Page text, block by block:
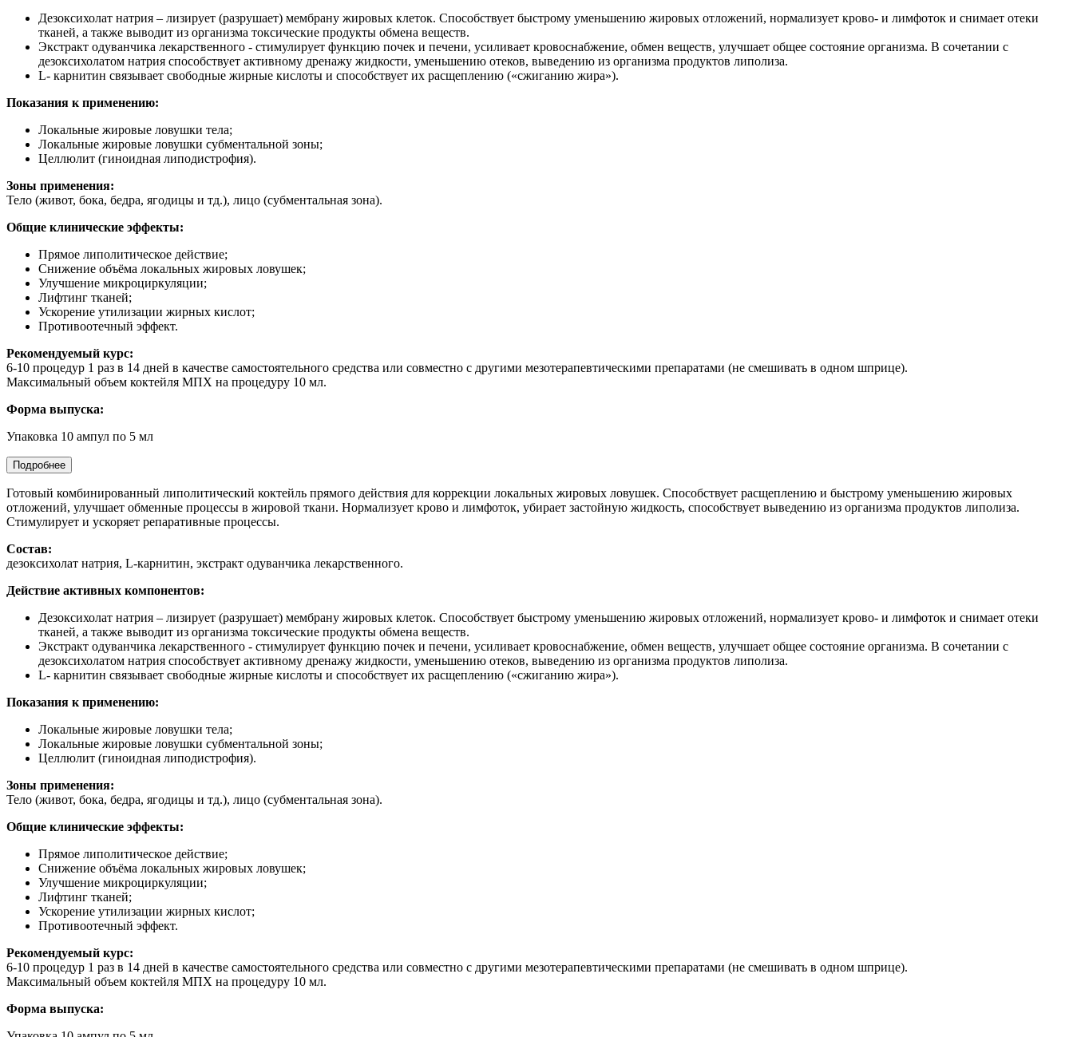
Дезоксихолат натрия – лизирует (разрушает) мембрану жировых клеток. Способствует быстрому уменьшению жировых отложений, нормализует крово- и лимфоток и снимает отеки
тканей, а также выводит из организма токсические продукты обмена веществ.
Экстракт одуванчика лекарственного - стимулирует функцию почек и печени, усиливает кровоснабжение, обмен веществ, улучшает общее состояние организма. В сочетании с
дезоксихолатом натрия способствует активному дренажу жидкости, уменьшению отеков, выведению из организма продуктов липолиза.
L- карнитин связывает свободные жирные кислоты и способствует их расщеплению («сжиганию жира»).
Показания к применению:
Локальные жировые ловушки тела;
Локальные жировые ловушки субментальной зоны;
Целлюлит (гиноидная липодистрофия).
Зоны применения:
Тело (живот, бока, бедра, ягодицы и тд.), лицо (субментальная зона).
Общие клинические эффекты:
Прямое липолитическое действие;
Снижение объёма локальных жировых ловушек;
Улучшение микроциркуляции;
Лифтинг тканей;
Ускорение утилизации жирных кислот;
Противоотечный эффект.
Рекомендуемый курс:
6-10 процедур 1 раз в 14 дней в качестве самостоятельного средства или совместно с другими мезотерапевтическими препаратами (не смешивать в одном шприце).
Максимальный объем коктейля МПХ на процедуру 10 мл.
Форма выпуска:
Упаковка 10 ампул по 5 мл
Подробнее
Готовый комбинированный липолитический коктейль прямого действия для коррекции локальных жировых ловушек. Cпособствует расщеплению и быстрому уменьшению жировых
отложений, улучшает обменные процессы в жировой ткани. Нормализует крово и лимфоток, убирает застойную жидкость, способствует выведению из организма продуктов липолиза.
Стимулирует и ускоряет репаративные процессы.
Состав:
дезоксихолат натрия, L-карнитин, экстракт одуванчика лекарственного.
Действие активных компонентов:
Дезоксихолат натрия – лизирует (разрушает) мембрану жировых клеток. Способствует быстрому уменьшению жировых отложений, нормализует крово- и лимфоток и снимает отеки
тканей, а также выводит из организма токсические продукты обмена веществ.
Экстракт одуванчика лекарственного - стимулирует функцию почек и печени, усиливает кровоснабжение, обмен веществ, улучшает общее состояние организма. В сочетании с
дезоксихолатом натрия способствует активному дренажу жидкости, уменьшению отеков, выведению из организма продуктов липолиза.
L- карнитин связывает свободные жирные кислоты и способствует их расщеплению («сжиганию жира»).
Показания к применению:
Локальные жировые ловушки тела;
Локальные жировые ловушки субментальной зоны;
Целлюлит (гиноидная липодистрофия).
Зоны применения:
Тело (живот, бока, бедра, ягодицы и тд.), лицо (субментальная зона).
Общие клинические эффекты:
Прямое липолитическое действие;
Снижение объёма локальных жировых ловушек;
Улучшение микроциркуляции;
Лифтинг тканей;
Ускорение утилизации жирных кислот;
Противоотечный эффект.
Рекомендуемый курс:
6-10 процедур 1 раз в 14 дней в качестве самостоятельного средства или совместно с другими мезотерапевтическими препаратами (не смешивать в одном шприце).
Максимальный объем коктейля МПХ на процедуру 10 мл.
Форма выпуска: